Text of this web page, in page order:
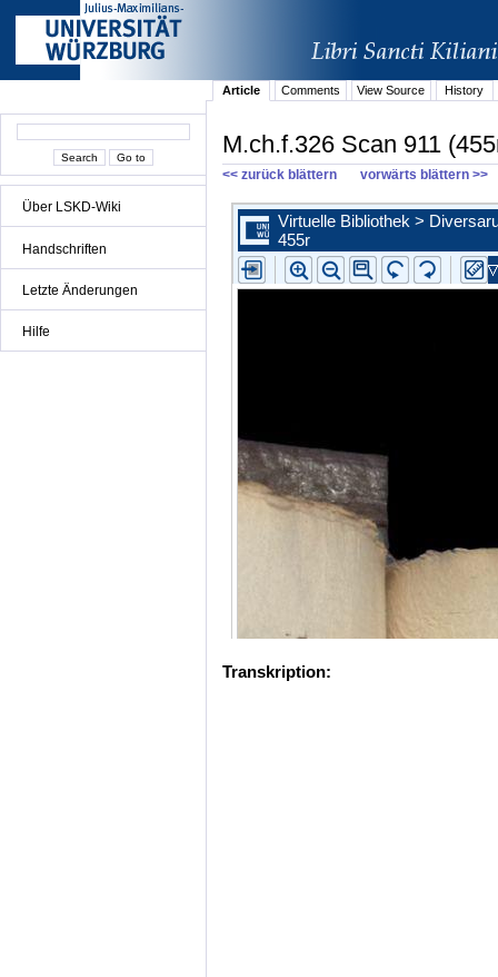
Über LSKD-Wiki
Handschriften
Letzte Änderungen
Hilfe
Article Comments View Source History
M.ch.f.326 Scan 911
<< zurück blättern vorwärts blättern >>
Transkription: